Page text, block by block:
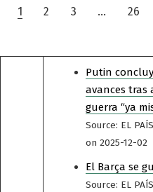
Paginación
entradas
1 2 3 … 26
Putin
avances tras
guerra “ya
Source: EL
on 2025-12-02
El Barça se
Source: EL